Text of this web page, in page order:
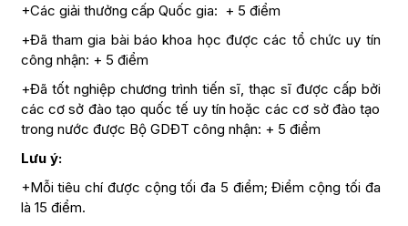
+Các giải thưởng cấp Quốc gia: + 5 điểm
+Đã tham gia bài báo khoa học được các tổ chức uy tín
công nhận: + 5 điểm
+Đã tốt nghiệp chương trình tiến sĩ, thạc sĩ được cấp bởi
các cơ sở đào tạo quốc tế uy tín hoặc các cơ sở đào tạo
trong nước được Bộ GDĐT công nhận: + 5 điểm
Lưu ý:
+Mỗi tiêu chí được cộng tối đa 5 điểm; Điểm cộng tối đa
là 15 điểm.